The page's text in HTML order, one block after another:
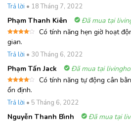
sao
Trả lời • 18 Tháng 7, 2022
Phạm Thanh Kiên Đã mua tại
Được
xếp
hạng 4
5 sao
Có tính năng hẹn giờ hoạt
gian.
Trả lời • 30 Tháng 6, 2022
Phạm Tấn Jack Đã mua tại
Được
xếp
hạng 4
5 sao
Có tính năng tự động cân
ổn định.
Trả lời • 5 Tháng 6, 2022
Nguyễn Thanh Bình Đã mua tại